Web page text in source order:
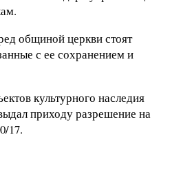
общиной церкви стоят
с ее сохранением и
культурного наследия
приходу разрешение на
17.